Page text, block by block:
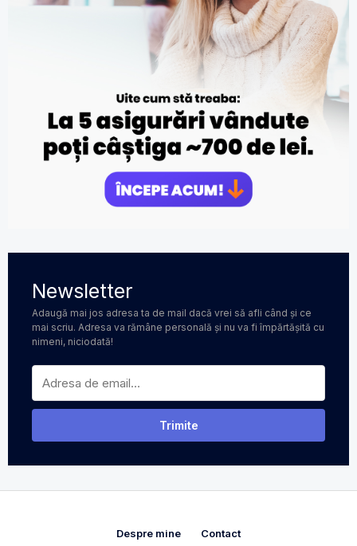
Newsletter
Adaugă mai jos adresa ta de mail dacă vrei să afli când și ce
mai scriu. Adresa va rămâne personală și nu va fi împărtășită cu
nimeni, niciodată!
Despre mine Contact